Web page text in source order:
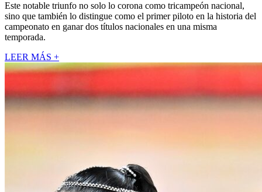
Este notable triunfo no solo lo corona como tricampeón nacional,
sino que también lo distingue como el primer piloto en la historia del
campeonato en ganar dos títulos nacionales en una misma
temporada.
LEER MÁS +